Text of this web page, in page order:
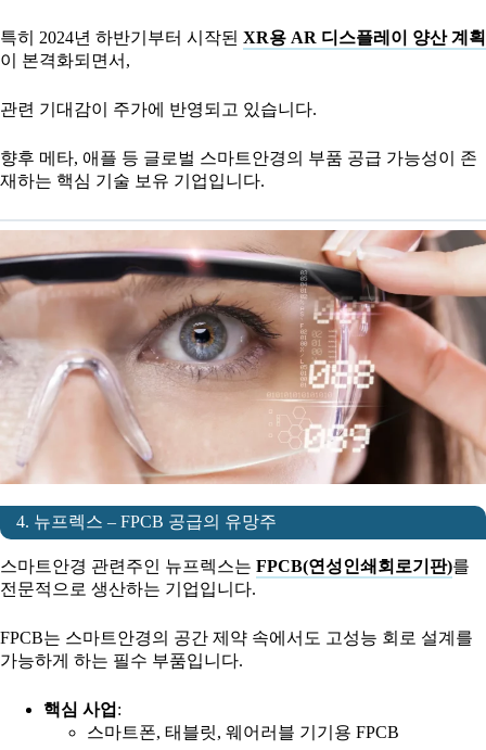
특히 2024년 하반기부터 시작된 XR용 AR 디스플레이 양산 계획
이 본격화되면서,
관련 기대감이 주가에 반영되고 있습니다.
향후 메타, 애플 등 글로벌 스마트안경의 부품 공급 가능성이 존
재하는 핵심 기술 보유 기업입니다.
4. 뉴프렉스 – FPCB 공급의 유망주
스마트안경 관련주인 뉴프렉스는 FPCB(연성인쇄회로기판)를
전문적으로 생산하는 기업입니다.
FPCB는 스마트안경의 공간 제약 속에서도 고성능 회로 설계를
가능하게 하는 필수 부품입니다.
핵심 사업 :
스마트폰, 태블릿, 웨어러블 기기용 FPCB